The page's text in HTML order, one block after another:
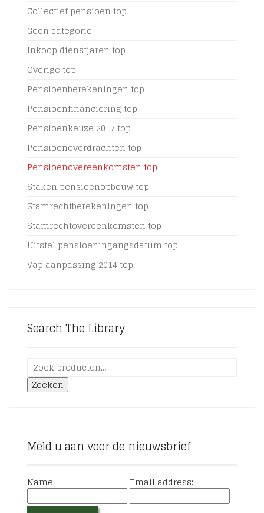
Collectief pensioen top
Geen categorie
Inkoop dienstjaren top
Overige top
Pensioenberekeningen top
Pensioenfinanciering top
Pensioenkeuze 2017 top
Pensioenoverdrachten top
Pensioenovereenkomsten top
Staken pensioenopbouw top
Stamrechtberekeningen top
Stamrechtovereenkomsten top
Uitstel pensioeningangsdatum top
Vap aanpassing 2014 top
Search The Library
Zoeken
Meld u aan voor de nieuwsbrief
Name Email address: